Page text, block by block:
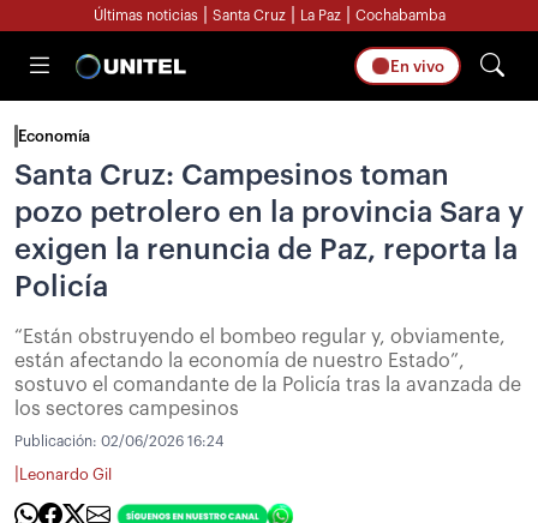
Últimas noticias Santa Cruz La Paz Cochabamba
En vivo
Economía
Santa Cruz: Campesinos toman
pozo petrolero en la provincia Sara y
exigen la renuncia de Paz, reporta la
Policía
“Están obstruyendo el bombeo regular y, obviamente,
están afectando la economía de nuestro Estado”,
sostuvo el comandante de la Policía tras la avanzada de
los sectores campesinos
Publicación: 02/06/2026 16:24
Leonardo Gil